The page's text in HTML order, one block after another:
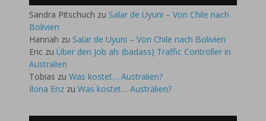
Sandra Pitschuch zu Salar de Uyuni – Von Chile nach
Bolivien
Hannah zu Salar de Uyuni – Von Chile nach Bolivien
Eric zu Über den Job als (badass) Traffic Controller in
Australien
Tobias zu Was kostet… Australien?
Ilona Enz zu Was kostet… Australien?